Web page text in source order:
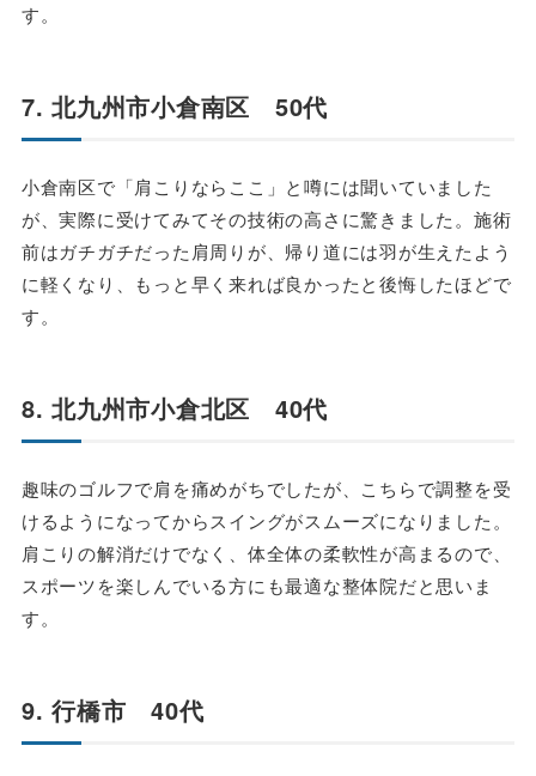
す。
7. 北九州市小倉南区 50代
小倉南区で「肩こりならここ」と噂には聞いていました
が、実際に受けてみてその技術の高さに驚きました。施術
前はガチガチだった肩周りが、帰り道には羽が生えたよう
に軽くなり、もっと早く来れば良かったと後悔したほどで
す。
8. 北九州市小倉北区 40代
趣味のゴルフで肩を痛めがちでしたが、こちらで調整を受
けるようになってからスイングがスムーズになりました。
肩こりの解消だけでなく、体全体の柔軟性が高まるので、
スポーツを楽しんでいる方にも最適な整体院だと思いま
す。
9. 行橋市 40代